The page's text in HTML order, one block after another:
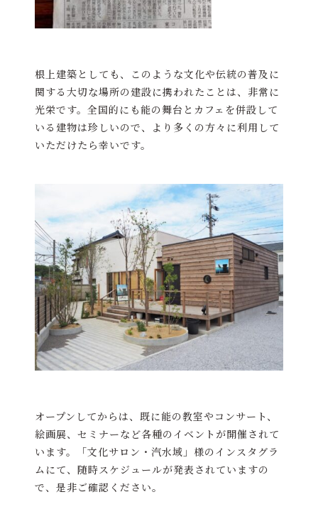
根上建築としても、このような文化や伝統の普及に
関する大切な場所の建設に携われたことは、非常に
光栄です。全国的にも能の舞台とカフェを併設して
いる建物は珍しいので、より多くの方々に利用して
いただけたら幸いです。
オープンしてからは、既に能の教室やコンサート、
絵画展、セミナーなど各種のイベントが開催されて
います。「文化サロン・汽水域」様のインスタグラ
ムにて、随時スケジュールが発表されていますの
で、是非ご確認ください。